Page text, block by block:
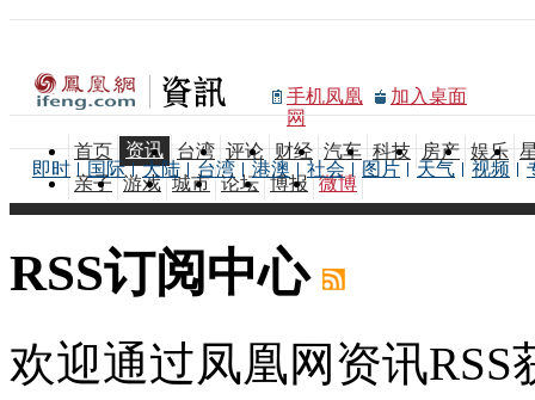
手机凤凰
网
加入桌面
首页 资讯 台湾 评论 财经 汽车 科技 房产 娱乐
亲子 游戏 城市 论坛 博报 微博
即时 国际 大陆 台湾 港澳 社会 图片 天气 视频
RSS订阅中心
欢迎通过凤凰网资讯